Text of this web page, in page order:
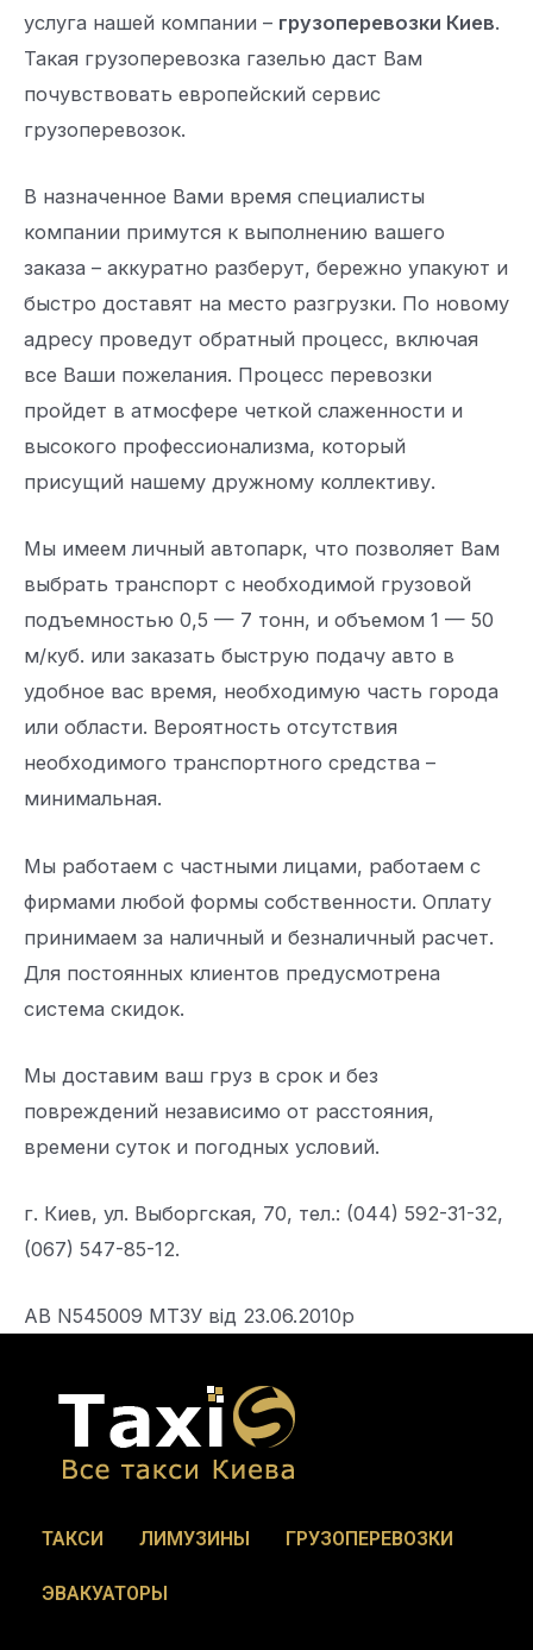
услуга нашей компании – грузоперевозки Киев.
Такая грузоперевозка газелью даст Вам
почувствовать европейский сервис
грузоперевозок.
В назначенное Вами время специалисты
компании примутся к выполнению вашего
заказа – аккуратно разберут, бережно упакуют и
быстро доставят на место разгрузки. По новому
адресу проведут обратный процесс, включая
все Ваши пожелания. Процесс перевозки
пройдет в атмосфере четкой слаженности и
высокого профессионализма, который
присущий нашему дружному коллективу.
Мы имеем личный автопарк, что позволяет Вам
выбрать транспорт с необходимой грузовой
подъемностью 0,5 — 7 тонн, и объемом 1 — 50
м/куб. или заказать быструю подачу авто в
удобное вас время, необходимую часть города
или области. Вероятность отсутствия
необходимого транспортного средства –
минимальная.
Мы работаем с частными лицами, работаем с
фирмами любой формы собственности. Оплату
принимаем за наличный и безналичный расчет.
Для постоянных клиентов предусмотрена
система скидок.
Мы доставим ваш груз в срок и без
повреждений независимо от расстояния,
времени суток и погодных условий.
г. Киев, ул. Выборгская, 70, тел.: (044) 592-31-32,
(067) 547-85-12.
АВ N545009 МТЗУ від 23.06.2010р
ТАКСИ ЛИМУЗИНЫ ГРУЗОПЕРЕВОЗКИ
ЭВАКУАТОРЫ